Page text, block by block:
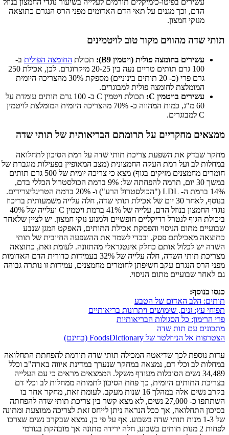
עשירים בפיטו-כימיקלים תורמים לעלייה בשיעור נוגדי החמצון בנוזל
הדם, וכך מגנים על תאי הדם האדומים מפני הרס הנגרם כתוצאה
מנזקי חמצון.
תותי שדה מהווים מקור טוב לויטמינים
עשירים בחומצה פולית (ויטמין B9): תכולת החומצה הפולית ב-
100 גרם תותים טריים נעה בין 20-25 מיקרוגרם. לכן, אכילת 250
גרם פרי (כ- 20 תותים בינוניים) מספקת 30% מהצריכה היומית
המומלצת לחומצה פולית למבוגרים.
עשירים בויטמין C:
תכולת ויטמין C ב- 100 גרם תותים עומדת על
60 מ"ג, כמות המהווה כ- 70% מהצריכה היומית המומלצת לויטמין
C למבוגרים.
ממצאים מחקריים על תרומתם הבריאותית של תותי שדה
מחקר שבדק את השפעת צריכת תותי שדה על רמת הסיכון לתחלואה
במחלות לב ועל רמת העקה החמצונית (מצב המאופיין בפעילות מוגברת של
חומרים מחמצנים מזיקים בגוף) מצא כי צריכה יומית של 500 גרם תותים
במשך 30 יום, תרמה להפחתה של: 9% ברמת הכולסטרול הכללי בדם,
14% ברמת ה- LDL ("הכולסטרול הרע") ו- 20% ברמת הטריגליצרידים.
בנוסף, לאחר 30 יום של אכילת תותי שדה, חלה עלייה משמעותית בריכוז
נוגדי החמצון בנוזל הדם, עלייה של 41% ברמת ויטמין C ועלייה של 40%
ביכולת הגוף לנטרל רדיקליים חופשיים ולמנוע נזקי חמצון. יש לציין שלאחר
שבועיים מתום הניסוי והפסקת אכילת התותים, האפקט המגן שנבע
כתוצאה מאכילתם פסק, ובכדי לשמר את ההשפעה החיובית של תותי
השדה יש לכלול אותם כחלק אינטגראלי מהתזונה. לעומת זאת, כתוצאה
מצריכת תותי השדה, חלה עלייה של 32% בעמידות כדורית הדם האדומות
מפני הרס הנגרם עקב חשיפתן לחומרים מחמצנים, עמידות זו נותרה גבוהה
גם לאחר שבועיים מתום הניסוי.
כנסו בנוסף:
תותים: הלב האדום של הטבע
תפוחי עץ: זנים, שימושים ויתרונות בריאותיים
פרי הרימון: כל הסגולות הבריאותיות
מתכונים עם תות שדה
הצטרפות אל הניוזלטר של FoodsDictionary (בחינם)
עדות נוספת לכך שדיאטה המכילה תותי שדה תורמת להפחתת התחלואה
במחלות לב וכלי דם, נמצאה במחקר שנערך במדינת איווה בארה"ב וכלל
34,489 נשים הסובלות מעודף משקל. הממצאים מראים כי עם העלייה
בצריכת התותים היומית, כך פחת הסיכון לתמותה ממחלות לב וכלי דם
בקרב נשים אלה במהלך 16 שנות מעקב. לעומת זאת, מחקר אחר בו
השתתפו כ- 27,000 נשים, לא מצא קשר בין צריכת תותי שדה להפחתה
בסיכון התחלואה, אך ככל הנראה ניתן לייחס זאת לצריכה ממוצעת ומתונה
של 1-3 מנות תותי שדה בשבוע. אף על פי כן, נמצא שבקרב נשים שצרכו
לפחות 2 מנות תותים בשבוע, חלה ירידה מתונה אך מובהקת בגורמי